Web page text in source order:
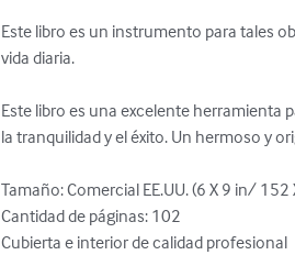
Este libro es un instrumento para tales
vida diaria.
Este libro es una excelente herramienta
la tranquilidad y el éxito. Un hermoso y
Tamaño: Comercial EE.UU. (6 X 9 in/
Cantidad de páginas: 102
Cubierta e interior de calidad profesional